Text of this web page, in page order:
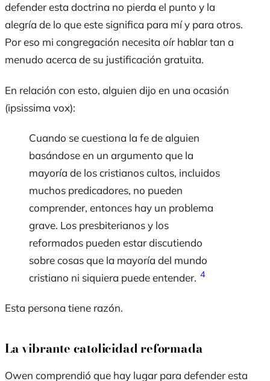
defender esta doctrina no pierda el punto y la
alegría de lo que este significa para mí y para otros.
Por eso mi congregación necesita oír hablar tan a
menudo acerca de su justificación gratuita.
En relación con esto, alguien dijo en una ocasión
(ipsissima vox):
Cuando se cuestiona la fe de alguien
basándose en un argumento que la
mayoría de los cristianos cultos, incluidos
muchos predicadores, no pueden
comprender, entonces hay un problema
grave. Los presbiterianos y los
reformados pueden estar discutiendo
sobre cosas que la mayoría del mundo
cristiano ni siquiera puede entender. 4
Esta persona tiene razón.
La vibrante catolicidad reformada
Owen comprendió que hay lugar para defender esta